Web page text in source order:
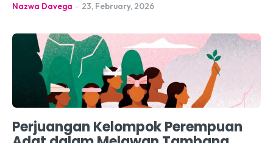
Nazwa Davega - 23, February, 2026
Perjuangan Kelompok Perempuan